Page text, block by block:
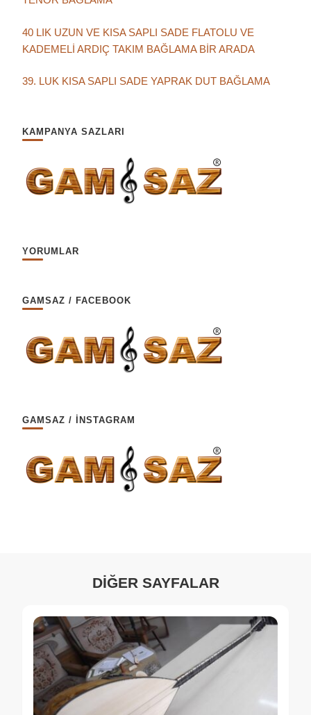
40 LIK UZUN VE KISA SAPLI SADE FLATOLU VE
KADEMELİ ARDIÇ TAKIM BAĞLAMA BİR ARADA
39. LUK KISA SAPLI SADE YAPRAK DUT BAĞLAMA
KAMPANYA SAZLARI
YORUMLAR
GAMSAZ / FACEBOOK
GAMSAZ / İNSTAGRAM
DİĞER SAYFALAR